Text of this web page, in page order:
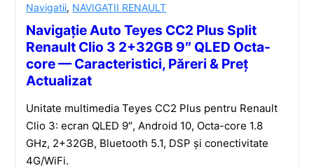
Navigatii, NAVIGATII RENAULT
Navigație Auto Teyes CC2 Plus Split
Renault Clio 3 2+32GB 9″ QLED Octa-
core — Caracteristici, Păreri & Preț
Actualizat
Unitate multimedia Teyes CC2 Plus pentru Renault
Clio 3: ecran QLED 9″, Android 10, Octa-core 1.8
GHz, 2+32GB, Bluetooth 5.1, DSP și conectivitate
4G/WiFi.